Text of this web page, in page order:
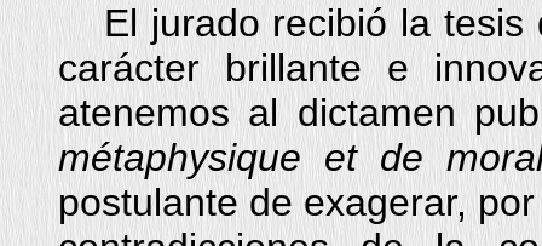
El jurado recibió la
carácter brillante e
atenemos al dictamen
métaphysique et de
postulante de exagerar,